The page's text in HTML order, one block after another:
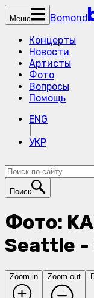
Меню
Bomond
Концерты
Новости
Артисты
Фото
Вопросы
Помощь
ENG
УКР
Поиск
Фото:
Seattle -
Zoom in Zoom out